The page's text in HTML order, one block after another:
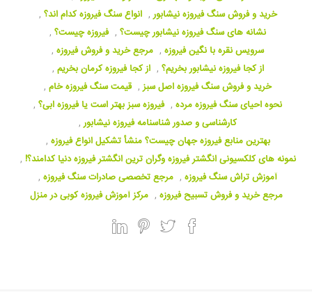
خرید و فروش سنگ فیروزه نیشابور , انواع سنگ فیروزه کدام اند؟ ,
نشانه های سنگ فیروزه نیشابور چیست؟ , فیروزه چیست؟ ,
سرویس نقره با نگین فیروزه , مرجع خرید و فروش فیروزه ,
از کجا فیروزه نیشابور بخریم؟ , از کجا فیروزه کرمان بخریم ,
خرید و فروش سنگ فیروزه اصل سبز , قیمت سنگ فیروزه خام ,
نحوه احیای سنگ فیروزه مرده , فیروزه سبز بهتر است یا فیروزه ابی؟ ,
کارشناسی و صدور شناسنامه فیروزه نیشابور ,
بهترین منابع فیروزه جهان چیست؟ منشأ تشکیل انواع فیروزه ,
نمونه های کلکسیونی انگشتر فیروزه وگران ترین انگشتر فیروزه دنیا کدامند؟! ,
آموزش تراش سنگ فیروزه , مرجع تخصصی صادرات سنگ فیروزه ,
مرجع خرید و فروش تسبیح فیروزه , مرکز آموزش فیروزه کوبی در منزل